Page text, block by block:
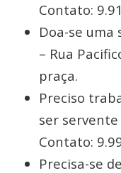
Contato:
Doa-se uma
– Rua
praça.
Preciso
ser
Contato:
Precisa-se